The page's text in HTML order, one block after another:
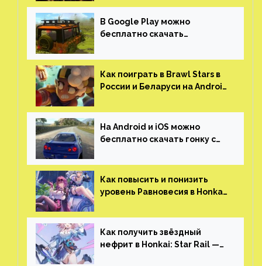
(никаких MMO)
В Google Play можно
бесплатно скачать
открытым миром, прокачкой,
гонками и тюнингом машины
Как поиграть в Brawl Stars в
России и Беларуси на Android
На Android и iOS можно
бесплатно скачать гонку с
который больше, чем в
Skyrim и GTA: San Andreas
Как повысить и понизить
уровень Равновесия в Honkai:
Как получить звёздный
нефрит в Honkai: Star Rail —